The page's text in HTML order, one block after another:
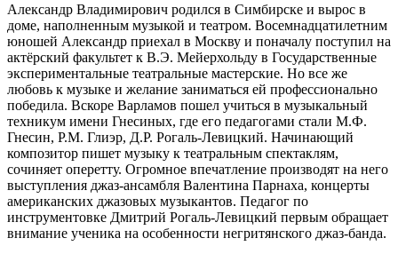
Александр Владимирович родился в Симбирске и вырос в
доме, наполненным музыкой и театром. Восемнадцатилетним
юношей Александр приехал в Москву и поначалу поступил на
актёрский факультет к В.Э. Мейерхольду в Государственные
экспериментальные театральные мастерские. Но все же
любовь к музыке и желание заниматься ей профессионально
победила. Вскоре Варламов пошел учиться в музыкальный
техникум имени Гнесиных, где его педагогами стали М.Ф.
Гнесин, Р.М. Глиэр, Д.Р. Рогаль-Левицкий. Начинающий
композитор пишет музыку к театральным спектаклям,
сочиняет оперетту. Огромное впечатление производят на него
выступления джаз-ансамбля Валентина Парнаха, концерты
американских джазовых музыкантов. Педагог по
инструментовке Дмитрий Рогаль-Левицкий первым обращает
внимание ученика на особенности негритянского джаз-банда.